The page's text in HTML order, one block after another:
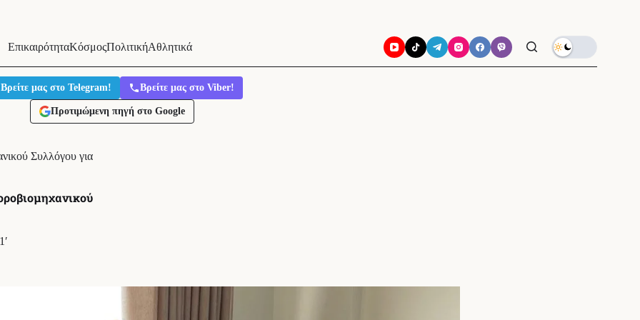
ΕπικαιρότηταΚόσμοςΠολιτικήΑθλητικά
Βρείτε μας στο Telegram! Βρείτε μας στο Viber!
Προτιμώμενη πηγή στο Google
Συλλόγου για
1′